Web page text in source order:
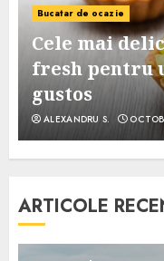
Bucatar de ocazie
Cele mai
fresh pentru
gustos
ALEXANDRU S.
ARTICOLE